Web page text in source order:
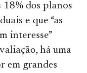
18% dos planos
e que “as
interesse”
há uma
em grandes